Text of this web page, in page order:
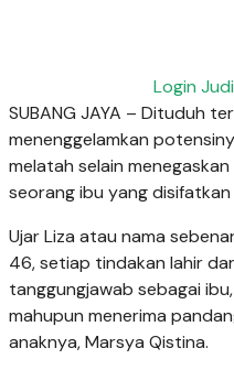
Login
SUBANG JAYA – Dituduh
menenggelamkan
melatah selain
seorang ibu yang
Ujar Liza atau nama
46, setiap tindakan lahir
tanggungjawab sebagai
mahupun menerima
anaknya, Marsya Qistina.